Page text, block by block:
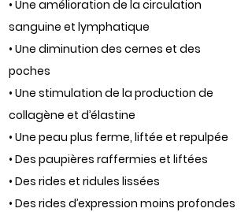
• Une amélioration de la circulation
sanguine et lymphatique
• Une diminution des cernes et des
poches
• Une stimulation de la production de
collagène et d’élastine
• Une peau plus ferme, liftée et repulpée
• Des paupières raffermies et liftées
• Des rides et ridules lissées
• Des rides d’expression moins profondes